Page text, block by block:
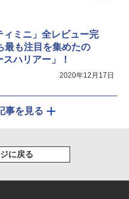
ィミニ」全レビュー完
最も注目を集めたの
ハリアー」！
2020年12月17日
事を見る
に戻る